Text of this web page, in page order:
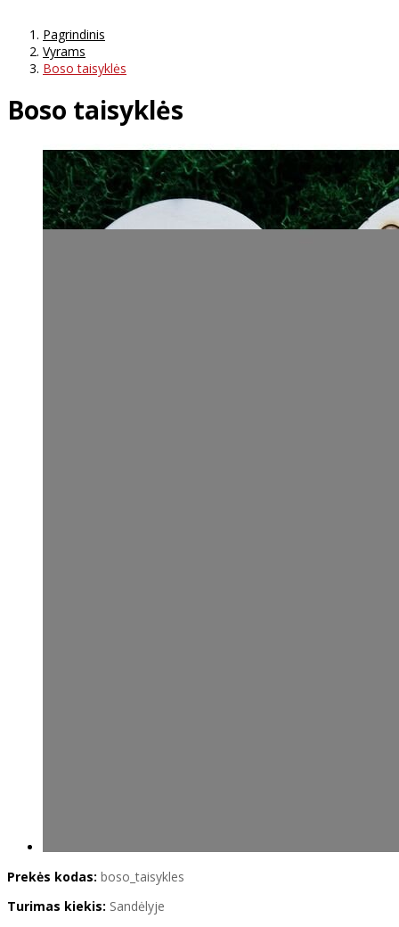
Pagrindinis
Vyrams
Boso taisyklės
Boso taisyklės
Prekės kodas: boso_taisykles
Turimas kiekis: Sandėlyje